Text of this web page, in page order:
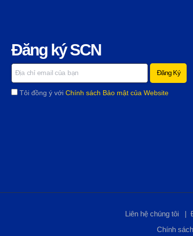
Đăng ký SCN
Tôi đồng ý với Chính sách Bảo mật của Website
Liên hệ chúng tôi
Chính